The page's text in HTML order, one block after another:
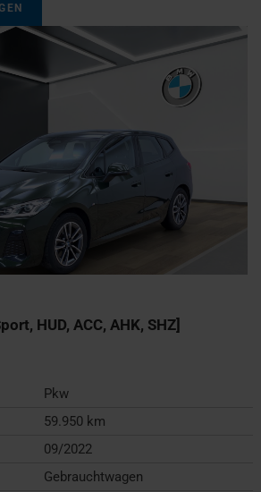
HUD, ACC, AHK, SHZ]
Pkw
59.950 km
09/2022
Gebrauchtwagen